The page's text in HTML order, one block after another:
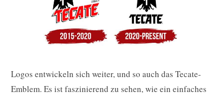
Logos entwickeln sich weiter, und so auch das Tecate-
Emblem. Es ist faszinierend zu sehen, wie ein einfaches